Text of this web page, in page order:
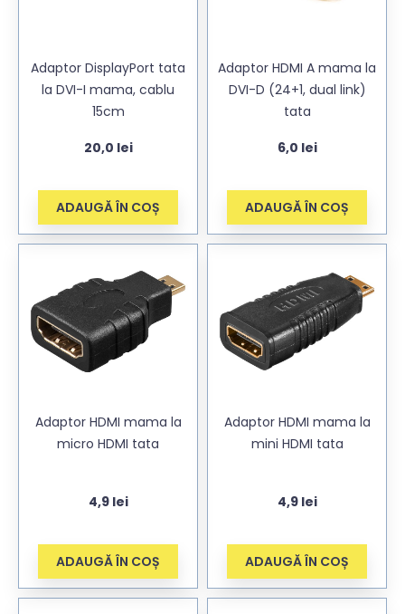
Adaptor DisplayPort tata
la DVI-I mama, cablu
15cm
20,0 lei
ADAUGĂ ÎN COȘ
Adaptor HDMI A mama la
DVI-D (24+1, dual link)
tata
6,0 lei
ADAUGĂ ÎN COȘ
Adaptor HDMI mama la
micro HDMI tata
4,9 lei
ADAUGĂ ÎN COȘ
Adaptor HDMI mama la
mini HDMI tata
4,9 lei
ADAUGĂ ÎN COȘ